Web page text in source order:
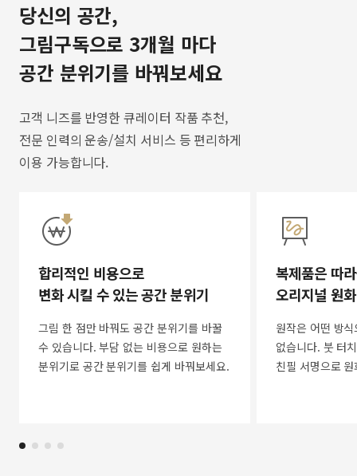
당신의 공간,
그림구독으로 3개월 마다
공간 분위기를 바꿔보세요
고객 니즈를 반영한 큐레이터 작품 추천,
전문 인력의 운송/설치 서비스 등 편리하게
이용 가능합니다.
합리적인 비용으로
변화 시킬 수 있는 공간 분위기
그림 한 점만 바꿔도 공간 분위기를 바꿀
수 있습니다. 부담 없는 비용으로 원하는
분위기로 공간 분위기를 쉽게 바꿔보세요.
복제품은 따
오리지널 원
원작은 어떤 방
없습니다. 붓 터
친필 서명으로